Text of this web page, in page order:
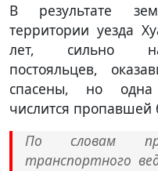
В результате
территории уезда
лет, сильно
постояльцев,
спасены, но
числится пропавшей
По словам
транспортного